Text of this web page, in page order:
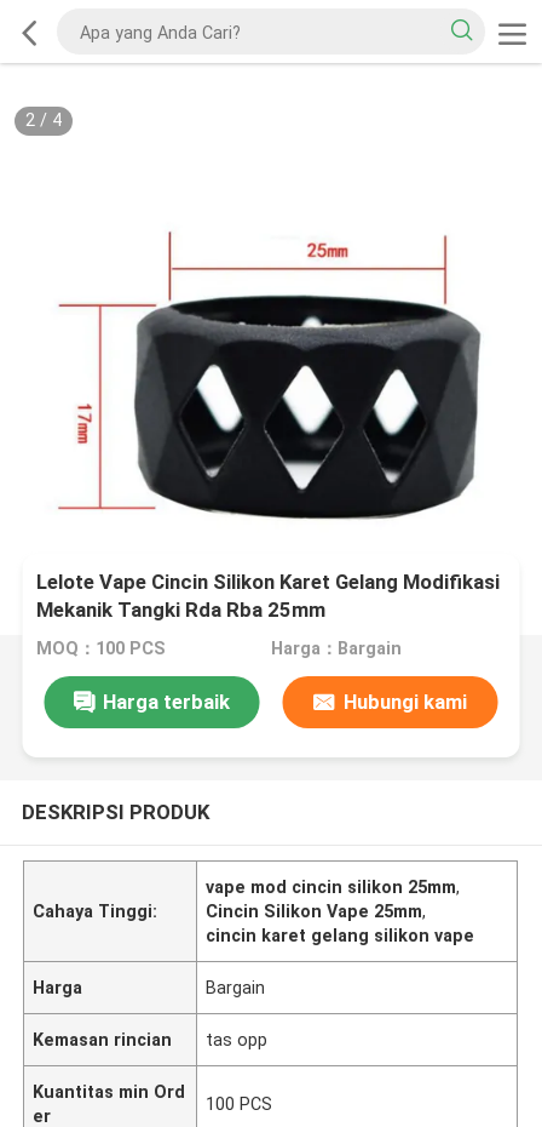
2/ 4
Lelote Vape Cincin Silikon Karet Gelang Modifikasi
Mekanik Tangki Rda Rba 25mm
MOQ：100 PCS Harga：Bargain
Harga terbaik Hubungi kami
DESKRIPSI PRODUK
Cahaya Tinggi:
vape mod cincin silikon 25mm,
Cincin Silikon Vape 25mm,
cincin karet gelang silikon vape
Harga Bargain
Kemasan rincian tas opp
Kuantitas min Ord
er
100 PCS